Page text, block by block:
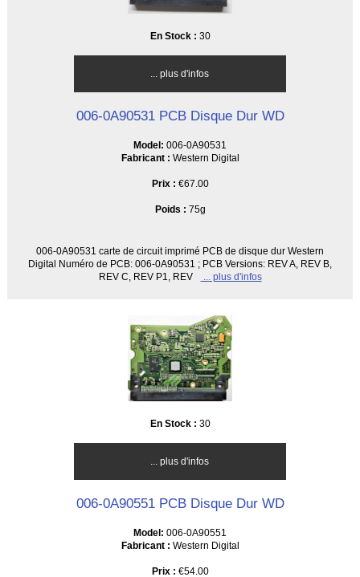
En Stock : 30
... plus d'infos
006-0A90531 PCB Disque Dur WD
Model: 006-0A90531
Fabricant : Western Digital
Prix : €67.00
Poids : 75g
006-0A90531 carte de circuit imprimé PCB de disque dur Western
Digital Numéro de PCB: 006-0A90531 ; PCB Versions: REV A, REV B,
REV C, REV P1, REV
... plus d'infos
En Stock : 30
... plus d'infos
006-0A90551 PCB Disque Dur WD
Model: 006-0A90551
Fabricant : Western Digital
Prix : €54.00